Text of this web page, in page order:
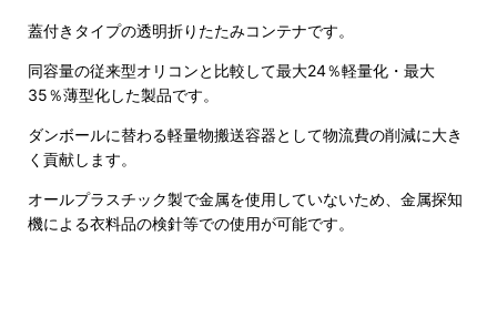
蓋付きタイプの透明折りたたみコンテナです。
同容量の従来型オリコンと比較して最大24％軽量化・最大
35％薄型化した製品です。
ダンボールに替わる軽量物搬送容器として物流費の削減に大き
く貢献します。
オールプラスチック製で金属を使用していないため、金属探知
機による衣料品の検針等での使用が可能です。